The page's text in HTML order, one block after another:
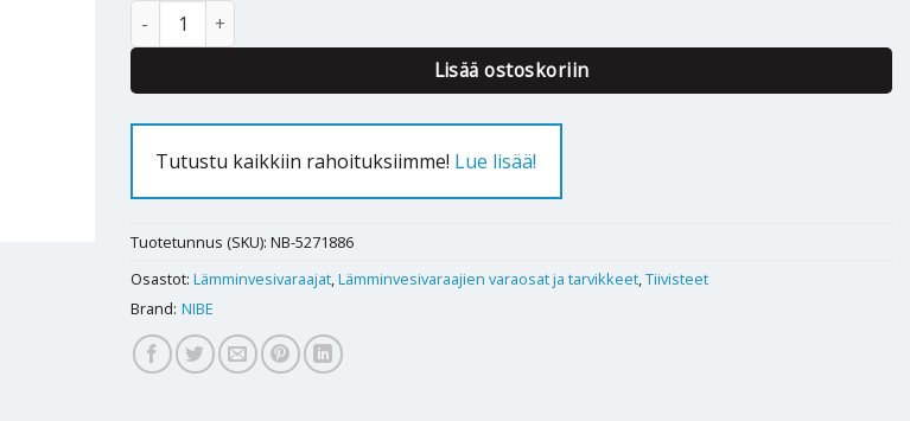
Nibe / Haato varaajan tiiviste rst -säiliö - 420217 määrä
Lisää ostoskoriin
Tutustu kaikkiin rahoituksiimme! Lue lisää!
Tuotetunnus (SKU): NB-5271886
Osastot: Lämminvesivaraajat Lämminvesivaraajien varaosat ja tarvikkeet Tiivisteet
Brand: NIBE